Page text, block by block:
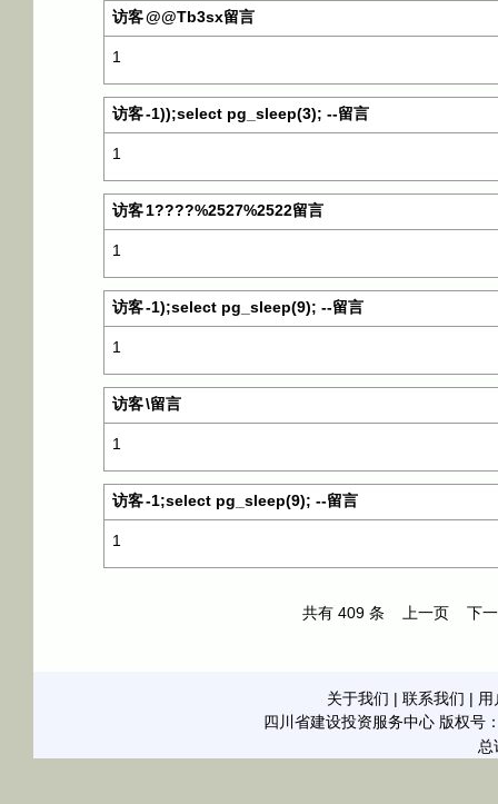
访客@@Tb3sx留言
1
访客-1));select pg_sleep(3); --留言
1
访客 1????%2527%2522留言
1
访客-1);select pg_sleep(9); --留言
1
访客\留言
1
访客-1;select pg_sleep(9); --留言
1
共有 409 条 上一页 下
关于我们 | 联系我们 | 用
四川省建设投资服务中心版权号
总